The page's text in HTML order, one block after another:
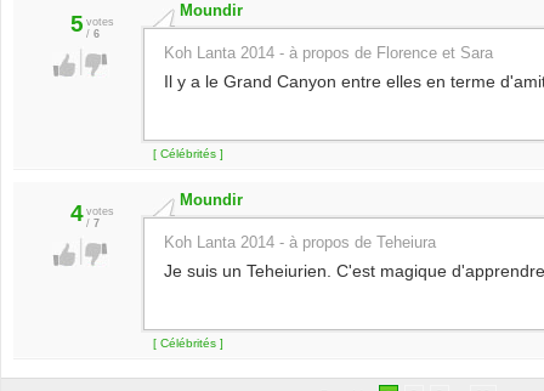
5 votes
/ 6
Moundir
Koh Lanta 2014 - à propos de Florence et Sara
Il y a le Grand Canyon entre elles en terme
[ Célébrités ]
4 votes
/ 7
Moundir
Koh Lanta 2014 - à propos de Teheiura
Je suis un Teheiurien. C'est magique
[ Célébrités ]